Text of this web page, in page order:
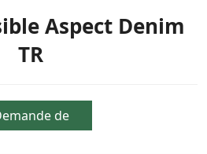
Aspect Denim
TR
de